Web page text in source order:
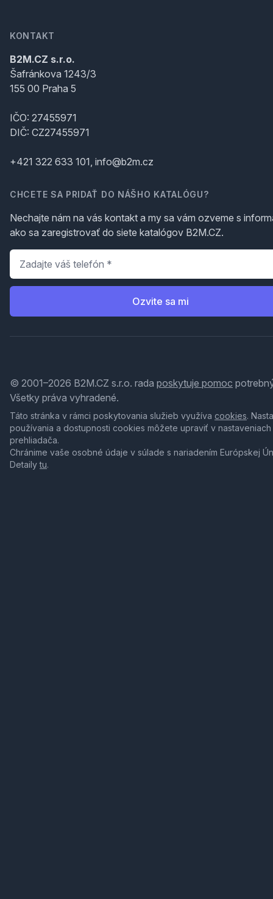
KONTAKT
B2M.CZ s.r.o.
Šafránkova 1243/3
155 00 Praha 5
IČO: 27455971
DIČ: CZ27455971
+421 322 633 101, info@b2m.cz
CHCETE SA PRIDAŤ DO NÁŠHO KATALÓGU?
Nechajte nám na vás kontakt a my sa vám ozveme s
ako sa zaregistrovať do siete katalógov B2M.CZ.
Telefón
Ozvite sa mi
© 2001–2026 B2M.CZ s.r.o. rada poskytuje pomoc
Všetky práva vyhradené.
Táto stránka v rámci poskytovania služieb využíva cookies.
používania a dostupnosti cookies môžete upraviť v nastaveniach
prehliadača.
Chránime vaše osobné údaje v súlade s nariadením Európskej
Detailytu.